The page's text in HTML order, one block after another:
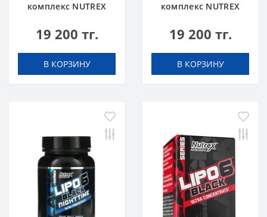
комплекс NUTREX
Апельсин
19 200 тг.
В КОРЗИНУ
комплекс NUTREX
Голубика Лимонад
19 200 тг.
В КОРЗИНУ